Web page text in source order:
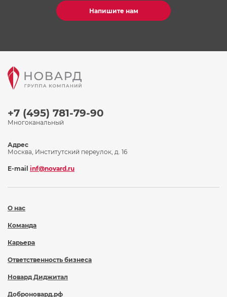
Напишите нам
+7 (495) 781-79-90
Многоканальный
О нас
Команда
Карьера
Ответственность бизнеса
Новард Диджитал
Доброновард.рф
Адрес
Москва, Институтский переулок, д. 16
E-mail inf@novard.ru